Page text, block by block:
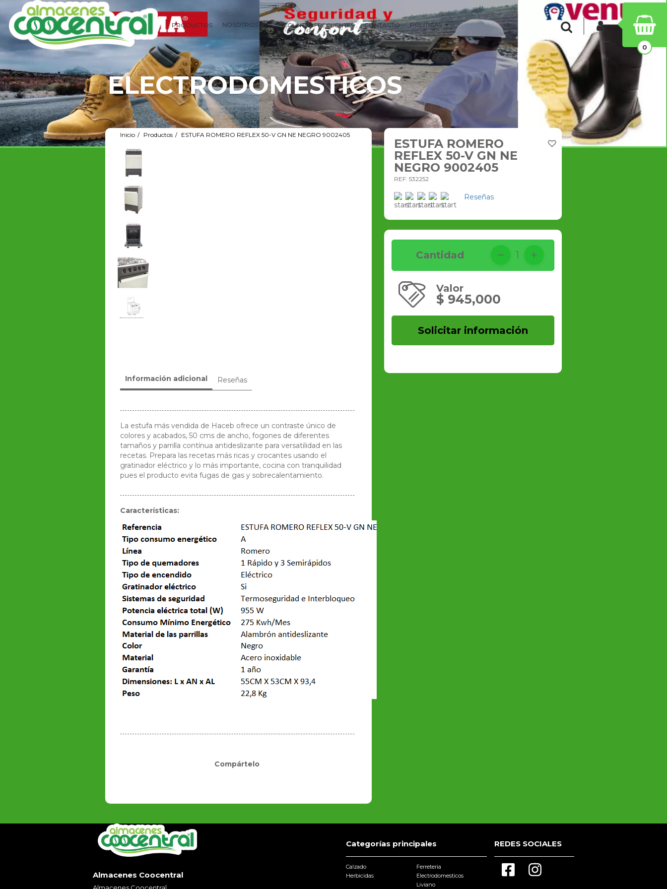
PRODUCTOS NOSOTROS PREGUNTAS FRECUENTES CONTACTO POLÍTICAS INICIAR SESIÓN
Buscar
0
ELECTRODOMESTICOS
Inicio Productos ESTUFA ROMERO REFLEX 50-V GN NE NEGRO 9002405
Información adicional Reseñas
La estufa más vendida de Haceb ofrece un contraste único de
colores y acabados, 50 cms de ancho, fogones de diferentes
tamaños y parrilla contínua antideslizante para versatilidad en las
recetas. Prepara las recetas más ricas y crocantes usando el
gratinador eléctrico y lo más importante, cocina con tranquilidad
pues el producto evita fugas de gas y sobrecalentamiento.
Características:
Compártelo
ESTUFA ROMERO
REFLEX 50-V GN NE
NEGRO 9002405
REF: 532252
Reseñas
Cantidad 1
Valor
$ 945,000
Solicitar información
Almacenes Coocentral
Almacenes Coocentral
Categorías principales
Calzado
Ferreteria
Herbicidas
Electrodomesticos
Liviano
REDES SOCIALES